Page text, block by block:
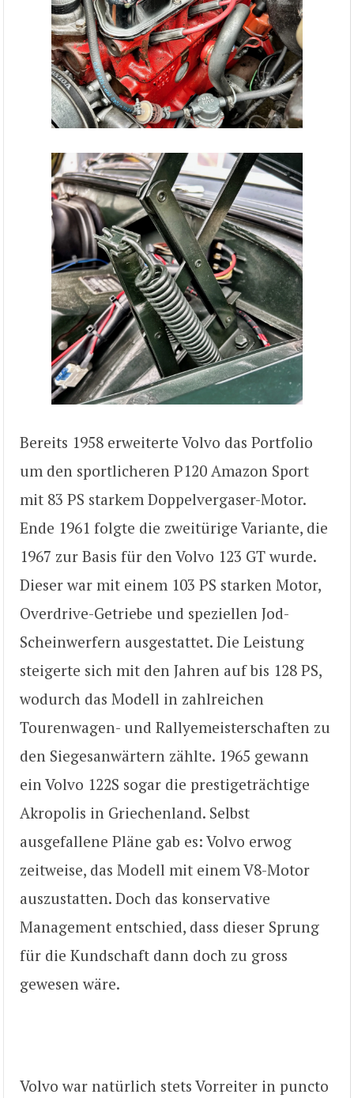
Bereits 1958 erweiterte Volvo das Portfolio
um den sportlicheren P120 Amazon Sport
mit 83 PS starkem Doppelvergaser-Motor.
Ende 1961 folgte die zweitürige Variante, die
1967 zur Basis für den Volvo 123 GT wurde.
Dieser war mit einem 103 PS starken Motor,
Overdrive-Getriebe und speziellen Jod-
Scheinwerfern ausgestattet. Die Leistung
steigerte sich mit den Jahren auf bis 128 PS,
wodurch das Modell in zahlreichen
Tourenwagen- und Rallyemeisterschaften zu
den Siegesanwärtern zählte. 1965 gewann
ein Volvo 122S sogar die prestigeträchtige
Akropolis in Griechenland. Selbst
ausgefallene Pläne gab es: Volvo erwog
zeitweise, das Modell mit einem V8-Motor
auszustatten. Doch das konservative
Management entschied, dass dieser Sprung
für die Kundschaft dann doch zu gross
gewesen wäre.
Volvo war natürlich stets Vorreiter in puncto